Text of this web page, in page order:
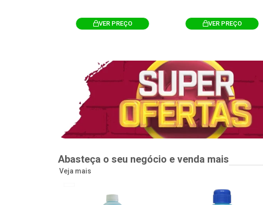
VER PREÇO VER PREÇO
Abasteça o seu negócio e venda mais
Veja mais